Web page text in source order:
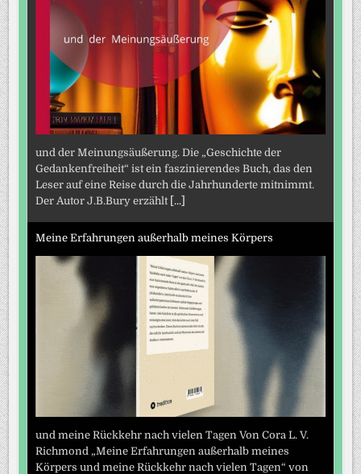
und der Meinungsäußerung. Die „Geschichte der
Gedankenfreiheit“ ist ein faszinierendes Buch, das den
Leser auf eine Reise durch die Jahrhunderte mitnimmt.
Der Autor J.B.Bury erzählt [...]
Meine Erfahrungen außerhalb meines Körpers
und meine Rückkehr nach vielen Tagen Von Cora L. V.
Richmond „Meine Erfahrungen außerhalb meines
Körpers und meine Rückkehr nach vielen Tagen“ von